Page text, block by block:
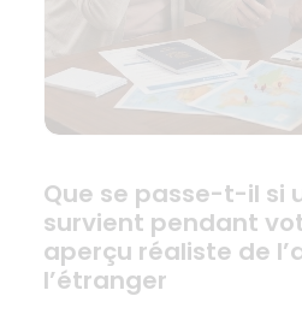
Que se passe-t-il si
survient pendant
aperçu réaliste de
l’étranger